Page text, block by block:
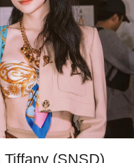
(SNSD)